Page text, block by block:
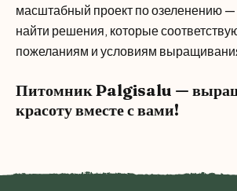
масштабный проект по озеленению
найти решения, которые
пожеланиям и условиям
Питомник Palgisalu —
красоту вместе с вами!